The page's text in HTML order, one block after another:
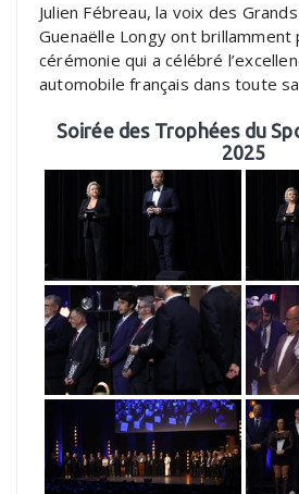
Julien Fébreau, la voix des
Guenaëlle Longy ont
cérémonie qui a célébré
automobile français dans toute
Soirée des Trophées du
2025